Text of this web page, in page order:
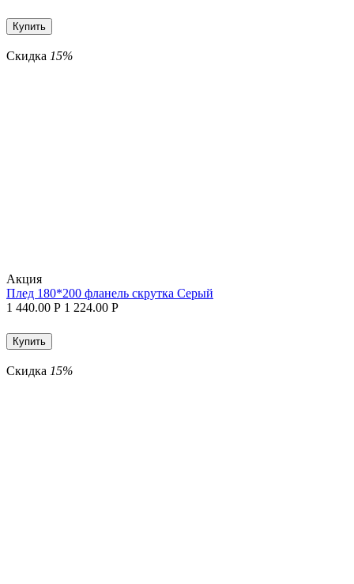
Купить
Скидка 15%
Aкция
Плед 180*200 фланель скрутка Серый
1 440.00 Р 1 224.00 Р
Купить
Скидка 15%